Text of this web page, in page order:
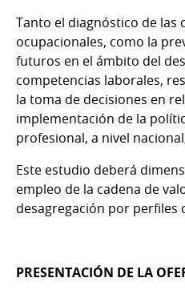
Tanto el diagnóstico de
ocupacionales, como la
futuros en el ámbito del
competencias laborales,
la toma de decisiones en
implementación de la
profesional, a nivel
Este estudio deberá
empleo de la cadena de
desagregación por perfiles
PRESENTACIÓN DE LA